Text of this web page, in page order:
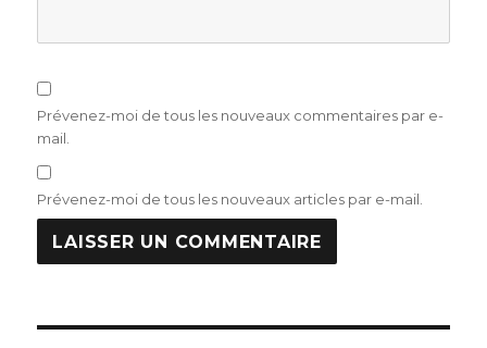
Prévenez-moi de tous les nouveaux commentaires par e-
mail.
Prévenez-moi de tous les nouveaux articles par e-mail.